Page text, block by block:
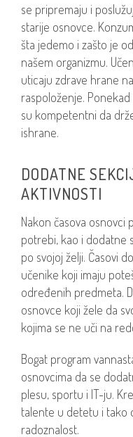
se pripremaju i
starije osnovce.
šta jedemo i zašto je
našem organizmu.
uticaju zdrave hrane
raspoloženje.
su kompetentni da
ishrane.
DODATNE
AKTIVNOSTI
Nakon časova osnovci
potrebi, kao i dodatne
po svojoj želji. Časovi
učenike koji imaju
određenih predmeta.
osnovce koji žele da
kojima se ne uči na
Bogat program
osnovcima da se
plesu, sportu i IT-ju.
talente u detetu i tako
radoznalost.